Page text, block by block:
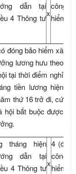
dẫn tại
4 Thông tưx
công
hiểm
đóng bảo hiểm xã
lương hưu theo
tại thời điểm nghỉ
tiền lương hiện
thứ 16 trở đi, cứ
hội bắt buộc được
tháng hiện
dẫn tại
4 Thông tưx
4 (đối
công
hiểm